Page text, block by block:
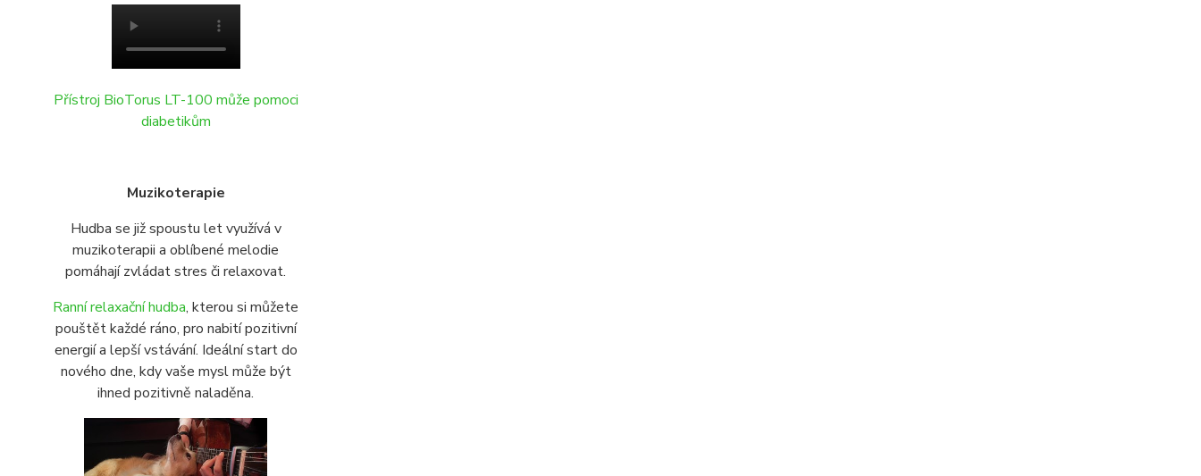
Přístroj BioTorus LT-100 může pomoci
diabetikům
Muzikoterapie
Hudba se již spoustu let využívá v
muzikoterapii a oblíbené melodie
pomáhají zvládat stres či relaxovat.
Ranní relaxační hudba, kterou si můžete
pouštět každé ráno, pro nabití pozitivní
energií a lepší vstávání. Ideální start do
nového dne, kdy vaše mysl může být
ihned pozitivně naladěna.